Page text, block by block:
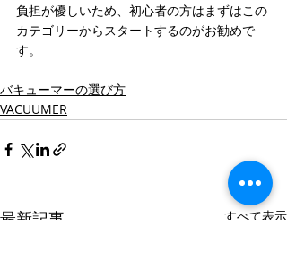
負担が優しいため、初心者の方はまずはこの
カテゴリーからスタートするのがお勧めで
す。
バキューマーの選び方
VACUUMER
最新記事 すべて表示